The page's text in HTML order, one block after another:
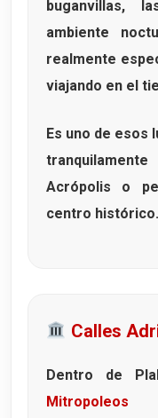
buganvillas,
ambiente
realmente
viajando en el
Es uno de
Acrópolis o
centro histórico.
Calles
Dentro de
Mitropoleos